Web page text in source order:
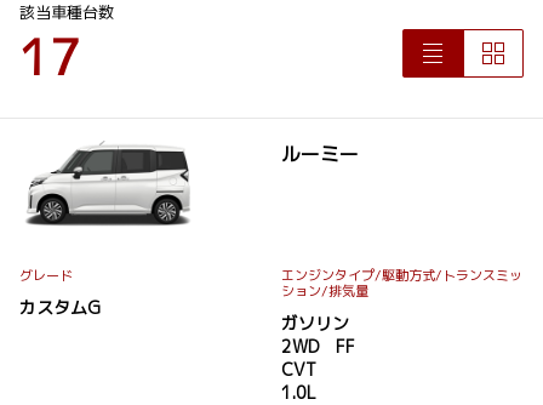
該当車種台数
17
ルーミー
グレード
カスタムG
エンジンタイプ/駆動方式/ トランスミッ
ション/排気量
ガソリン
2WD FF
CVT
1.0L